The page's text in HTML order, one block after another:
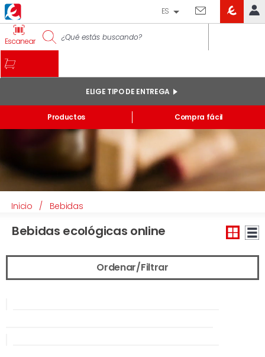
IDENTIFÍCATE
Pedidos online
Mis productos comprados en tienda y online
INFORMACIÓN GENERAL
ES
Escanear
Productos
ELIGE TIPO DE ENTREGA
Compra fácil
Inicio / Bebidas
Bebidas ecológicas online
Ordenar/Filtrar